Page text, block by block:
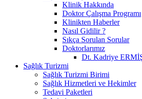
Klinik Hakkında
Doktor Çalışma Programı
Klinikten Haberler
Nasıl Gidilir ?
Sıkça Sorulan Sorular
Doktorlarımız
Dt. Kadriye
Sağlık Turizmi
Sağlık Turizmi Birimi
Sağlık Hizmetleri ve Hekimler
Tedavi Paketleri